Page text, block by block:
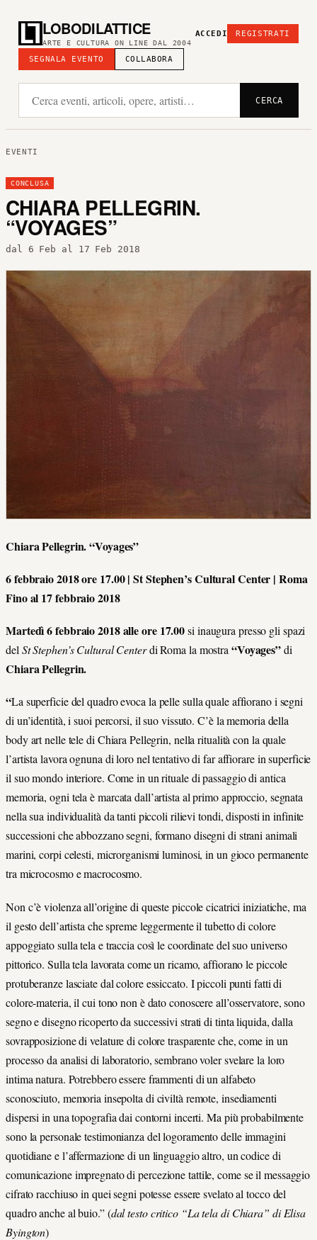
LOBODILATTICE
ARTE E CULTURA ON LINE DAL 2004
SEGNALA EVENTO COLLABORA
ACCEDI REGISTRATI
CERCA
EVENTI
CONCLUSA
CHIARA PELLEGRIN.
“VOYAGES”
dal 6 Feb al 17 Feb 2018
Chiara Pellegrin. “Voyages”
6 febbraio 2018 ore 17.00 | St Stephen’s Cultural Center | Roma
Fino al 17 febbraio 2018
Martedì 6 febbraio 2018 alle ore 17.00si inaugura presso gli spazi
delSt Stephen’s Cultural Centerdi Roma la mostra“Voyages”di
Chiara Pellegrin.
“La superficie del quadro evoca la pelle sulla quale affiorano i segni
di un’identità, i suoi percorsi, il suo vissuto. C’è la memoria della
body art nelle tele di Chiara Pellegrin, nella ritualità con la quale
l’artista lavora ognuna di loro nel tentativo di far affiorare in superficie
il suo mondo interiore. Come in un rituale di passaggio di antica
memoria, ogni tela è marcata dall’artista al primo approccio, segnata
nella sua individualità da tanti piccoli rilievi tondi, disposti in infinite
successioni che abbozzano segni, formano disegni di strani animali
marini, corpi celesti, microrganismi luminosi, in un gioco permanente
tra microcosmo e macrocosmo.
Non c’è violenza all’origine di queste piccole cicatrici iniziatiche, ma
il gesto dell’artista che spreme leggermente il tubetto di colore
appoggiato sulla tela e traccia così le coordinate del suo universo
pittorico. Sulla tela lavorata come un ricamo, affiorano le piccole
protuberanze lasciate dal colore essiccato. I piccoli punti fatti di
colore-materia, il cui tono non è dato conoscere all’osservatore, sono
segno e disegno ricoperto da successivi strati di tinta liquida, dalla
sovrapposizione di velature di colore trasparente che, come in un
processo da analisi di laboratorio, sembrano voler svelare la loro
intima natura. Potrebbero essere frammenti di un alfabeto
sconosciuto, memoria insepolta di civiltà remote, insediamenti
dispersi in una topografia dai contorni incerti. Ma più probabilmente
sono la personale testimonianza del logoramento delle immagini
quotidiane e l’affermazione di un linguaggio altro, un codice di
comunicazione impregnato di percezione tattile, come se il messaggio
cifrato racchiuso in quei segni potesse essere svelato al tocco del
quadro anche al buio.” (dal testo critico “La tela di Chiara” di Elisa
Byington)